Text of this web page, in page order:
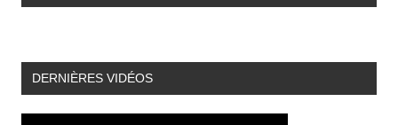
DERNIÈRES VIDÉOS